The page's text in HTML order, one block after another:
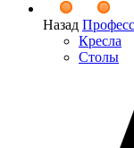
Назад
Кресла
Столы